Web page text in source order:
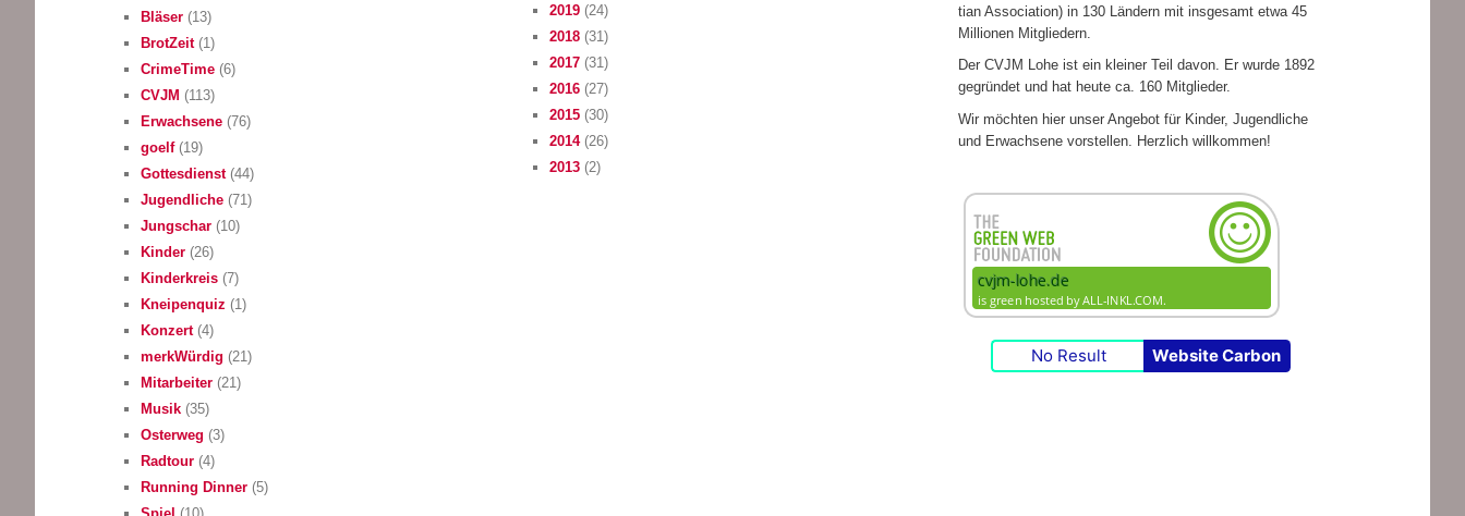
Bläser (13)
BrotZeit(1)
CrimeTime (6)
CVJM (113)
Erwachsene (76)
goelf(19)
Gottesdienst(44)
Jugendliche (71)
Jungschar (10)
Kinder (26)
Kinderkreis (7)
Kneipenquiz (1)
Konzert(4)
merkWürdig (21)
Mitarbeiter (21)
Musik (35)
Osterweg (3)
Radtour (4)
Running Dinner (5)
2019 (24)
2018 (31)
2017 (31)
2016 (27)
2015 (30)
2014(26)
2013 (2)
tian Asso­cia­tion) in 130 Län­dern mit ins­ge­samt etwa 45
Mil­lio­nen Mitgliedern.
Der CVJM Lohe ist ein klei­ner Teil davon. Er wurde 1892
gegrün­det und hat heute ca. 160 Mitglieder.
Wir möch­ten hier unser Ange­bot für Kin­der, Jugend­li­che
und Erwach­sene vor­stel­len. Herz­lich willkommen!
No Result Website Carbon